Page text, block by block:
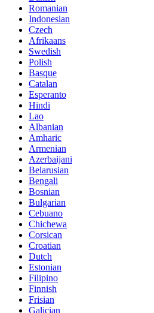
Romanian
Indonesian
Czech
Afrikaans
Swedish
Polish
Basque
Catalan
Esperanto
Hindi
Lao
Albanian
Amharic
Armenian
Azerbaijani
Belarusian
Bengali
Bosnian
Bulgarian
Cebuano
Chichewa
Corsican
Croatian
Dutch
Estonian
Filipino
Finnish
Frisian
Galician